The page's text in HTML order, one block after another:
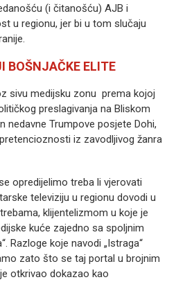
(i čitanošću) AJB i
u regionu, jer bi u tom slučaju
BOŠNJAČKE ELITE
sivu medijsku zonu prema kojoj
preslagivanja na Bliskom
Trumpove posjete Dohi,
iz zavodljivog žanra
opredijelimo treba li vjerovati
televiziju u regionu dovodi u
klijentelizmom u koje je
kuće zajedno sa spoljnim
Razloge koje navodi „Istraga“
zato što se taj portal u brojnim
otkrivao dokazao kao